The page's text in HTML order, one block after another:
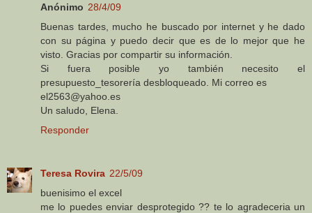
Anónimo 28/4/09
Buenas tardes, mucho he buscado por internet y he dado
con su página y puedo decir que es de lo mejor que he
visto. Gracias por compartir su información.
Si fuera posible yo también necesito el
presupuesto_tesorería desbloqueado. Mi correo es
el2563@yahoo.es
Un saludo, Elena.
Responder
Teresa Rovira 22/5/09
buenisimo el excel
me lo puedes enviar desprotegido ?? te lo agradeceria un